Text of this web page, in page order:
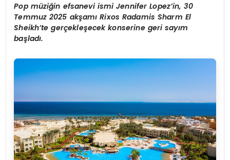
Pop müziğin efsanevi ismi Jennifer Lopez’in, 30
Temmuz 2025 akşamı Rixos Radamis Sharm El
Sheikh’te gerçekleşecek konserine geri sayım
başladı.